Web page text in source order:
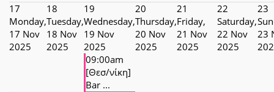
17
Monday,
17 Nov
2025
18
Tuesday,
18 Nov
2025
19
Wednesday,
19 Nov
2025
09:00am
[Θεσ/νίκη]
Bar ...
20
Thursday,
20 Nov
2025
21
Friday,
21 Nov
2025
22
Saturday,
22 Nov
2025
23
23